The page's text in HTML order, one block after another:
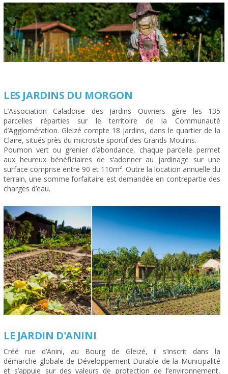
LES JARDINS DU MORGON
L’Association Caladoise des Jardins Ouvriers gère les 135
parcelles réparties sur le territoire de la Communauté
d’Agglomération. Gleizé compte 18 jardins, dans le quartier de la
Claire, situés près du microsite sportif des Grands Moulins.
Poumon vert ou grenier d’abondance, chaque parcelle permet
aux heureux bénéficiaires de s’adonner au jardinage sur une
surface comprise entre 90 et 110m². Outre la location annuelle du
terrain, une somme forfaitaire est demandée en contrepartie des
charges d’eau.
LE JARDIN D'ANINI
Créé rue d’Anini, au Bourg de Gleizé, il s’inscrit dans la
démarche globale de Développement Durable de la Municipalité
et s’appuie sur des valeurs de protection de l’environnement,